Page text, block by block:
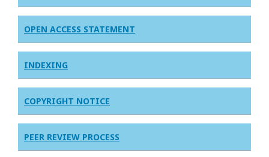
OPEN ACCESS STATEMENT
INDEXING
COPYRIGHT NOTICE
PEER REVIEW PROCESS